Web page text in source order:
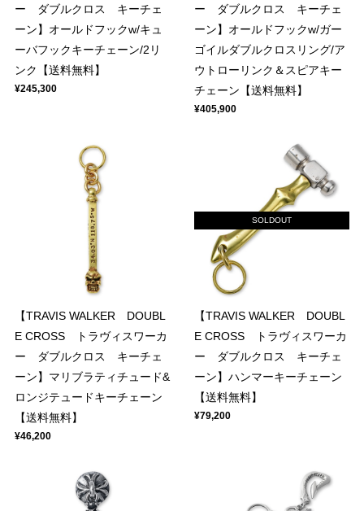
ー ダブルクロス キーチェ
ーン】オールドフックw/キュ
ーバフックキーチェーン/2リ
ンク【送料無料】
¥245,300
ー ダブルクロス キーチェ
ーン】オールドフックw/ガー
ゴイルダブルクロスリング/ア
ウトローリンク＆スピアキー
チェーン【送料無料】
¥405,900
【TRAVIS WALKER DOUBL
E CROSS トラヴィスワーカ
ー ダブルクロス キーチェ
ーン】マリブラティチュード&
ロンジテュードキーチェーン
【送料無料】
¥46,200
SOLDOUT
【TRAVIS WALKER DOUBL
E CROSS トラヴィスワーカ
ー ダブルクロス キーチェ
ーン】ハンマーキーチェーン
【送料無料】
¥79,200